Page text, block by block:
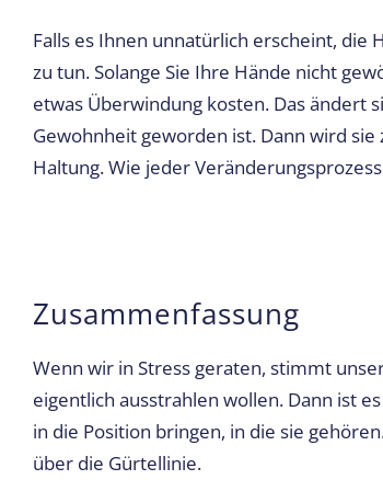
Falls es Ihnen unnatürlich erscheint,
zu tun. Solange Sie Ihre Hände nicht
etwas Überwindung kosten. Das ändert
Gewohnheit geworden ist. Dann wird
Haltung. Wie jeder
Zusammenfassung
Wenn wir in Stress geraten, stimmt
eigentlich ausstrahlen wollen. Dann ist
in die Position bringen, in die sie
über die Gürtellinie.